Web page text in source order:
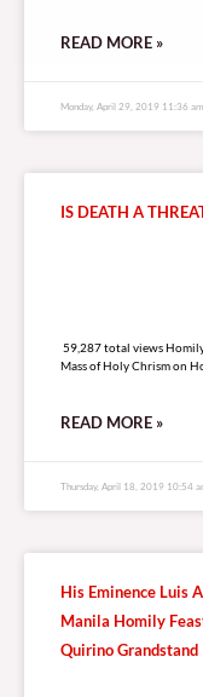
READ MORE »
Monday, April 29, 2019 11:36 am
IS DEATH A
59,287 total views
Mass of Holy Chrism on
READ MORE »
Thursday, April 18, 2019 10:54
His Eminence Luis
Manila Homily
Quirino Grandstand